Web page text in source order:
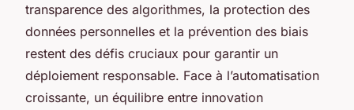
transparence des algorithmes, la protection des
données personnelles et la prévention des biais
restent des défis cruciaux pour garantir un
déploiement responsable. Face à l’automatisation
croissante, un équilibre entre innovation